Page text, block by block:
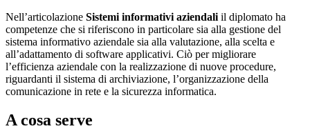
Nell’articolazione Sistemi informativi aziendali il diplomato ha
competenze che si riferiscono in particolare sia alla gestione del
sistema informativo aziendale sia alla valutazione, alla scelta e
all’adattamento di software applicativi. Ciò per migliorare
l’efficienza aziendale con la realizzazione di nuove procedure,
riguardanti il sistema di archiviazione, l’organizzazione della
comunicazione in rete e la sicurezza informatica.
A cosa serve